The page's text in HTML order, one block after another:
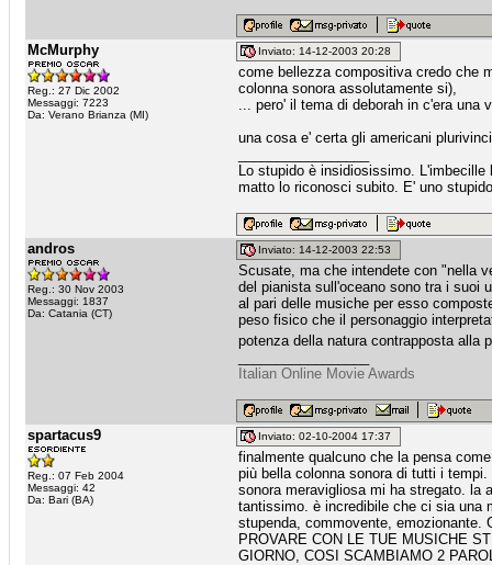
McMurphy
Reg.: 27 Dic 2002
Messaggi: 7223
Da: Verano Brianza (MI)
Inviato: 14-12-2003 20:28
come bellezza compositiva credo che
colonna sonora assolutamente si),
... pero' il tema di deborah in c'era una
una cosa e' certa gli americani
Lo stupido è insidiosissimo.
matto lo riconosci subito. E' uno
andros
Reg.: 30 Nov 2003
Messaggi: 1837
Da: Catania (CT)
Inviato: 14-12-2003 22:53
Scusate, ma che intendete con "nella
del pianista sull'oceano sono tra i suoi
al pari delle musiche per esso
peso fisico che il personaggio
potenza della natura contrapposta alla
Italian Online Movie Awards
spartacus9
Reg.: 07 Feb 2004
Messaggi: 42
Da: Bari (BA)
Inviato: 02-10-2004 17:37
finalmente qualcuno che la pensa
più bella colonna sonora di tutti i
sonora meravigliosa mi ha stregato. la
tantissimo. è incredibile che ci sia una
stupenda, commovente, emozionante.
PROVARE CON LE TUE MUSICHE
GIORNO, COSI SCAMBIAMO 2